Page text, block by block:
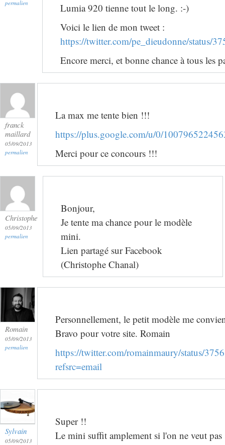
permalien
Lumia 920 tienne tout le long. :-)
Voici le lien de mon tweet :
https://twitter.com/pe_dieudonne/status/
Encore merci, et bonne chance à tous les
franck
maillard
05/09/2013
permalien
La max me tente bien !!!
https://plus.google.com/u/0/
Merci pour ce concours !!!
Christophe
05/09/2013
permalien
Bonjour,
Je tente ma chance pour le modèle
mini.
Lien partagé sur Facebook
(Christophe Chanal)
Romain
05/09/2013
permalien
Personnellement, le petit modèle me
Bravo pour votre site. Romain
https://twitter.com/romainmaury/status/
refsrc=email
Sylvain
05/09/2013
Super !!
Le mini suffit amplement si l'on ne veut pas